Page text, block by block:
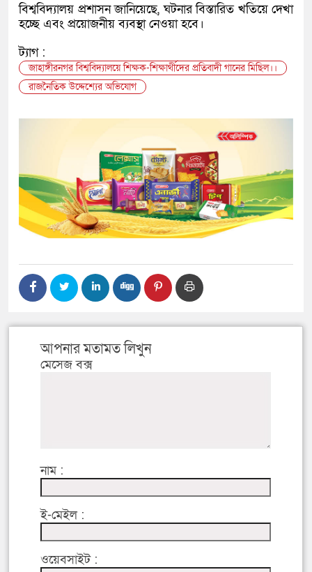
বিশ্ববিদ্যালয় প্রশাসন জানিয়েছে, ঘটনার বিস্তারিত খতিয়ে দেখা
হচ্ছে এবং প্রয়োজনীয় ব্যবস্থা নেওয়া হবে।
ট্যাগ :
জাহাঙ্গীরনগর বিশ্ববিদ্যালয়ে শিক্ষক-শিক্ষার্থীদের প্রতিবাদী গানের মিছিল।।
রাজনৈতিক উদ্দেশ্যের অভিযোগ
আপনার মতামত লিখুন
মেসেজ বক্স
নাম :
ই-মেইল :
ওয়েবসাইট :